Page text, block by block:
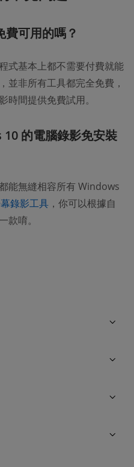
費可用的嗎？
式基本上都不需要付費就能
並非所有工具都完全免費，
時間提供免費試用。
的電腦錄影免安裝
能無縫相容所有 Windows
錄影工具 ，你可以根據自
款唷。